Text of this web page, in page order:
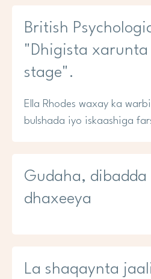
British
"Dhigista xarunta
stage".
Ella Rhodes waxay ka
bulshada iyo iskaashiga
Gudaha, dibadda
dhaxeeya
La shaqaynta